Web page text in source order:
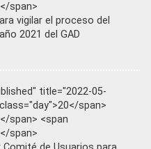
span>
vigilar el proceso del
2021 del GAD
title="2022-05-
span>
span> <span
span>